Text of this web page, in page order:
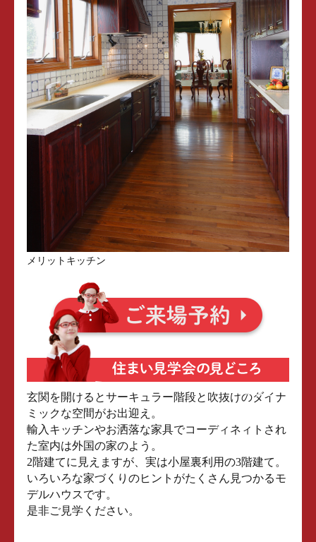
メリットキッチン
玄関を開けるとサーキュラー階段と吹抜けのダイナ
ミックな空間がお出迎え。
輸入キッチンやお洒落な家具でコーディネィトされ
た室内は外国の家のよう。
2階建てに見えますが、実は小屋裏利用の3階建て。
いろいろな家づくりのヒントがたくさん見つかるモ
デルハウスです。
是非ご見学ください。